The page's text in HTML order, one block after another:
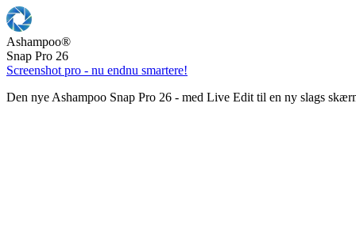
Ashampoo®
Snap Pro 26
Screenshot pro - nu endnu smartere!
Den nye Ashampoo Snap Pro 26 - med Live Edit til en ny slags